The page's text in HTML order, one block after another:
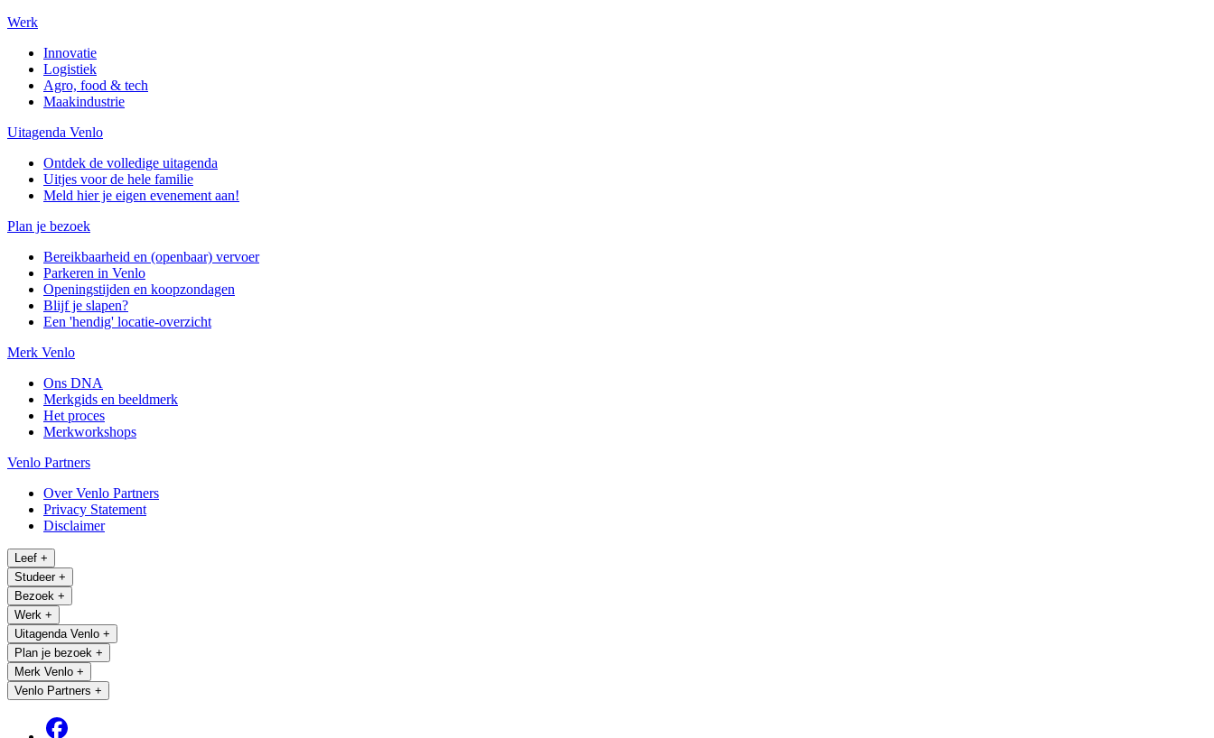
Werk
Innovatie
Logistiek
Agro, food & tech
Maakindustrie
Uitagenda Venlo
Ontdek de volledige uitagenda
Uitjes voor de hele familie
Meld hier je eigen evenement aan!
Plan je bezoek
Bereikbaarheid en (openbaar) vervoer
Parkeren in Venlo
Openingstijden en koopzondagen
Blijf je slapen?
Een 'hendig' locatie-overzicht
Merk Venlo
Ons DNA
Merkgids en beeldmerk
Het proces
Merkworkshops
Venlo Partners
Over Venlo Partners
Privacy Statement
Disclaimer
Leef +
Studeer +
Bezoek +
Werk +
Uitagenda Venlo +
Plan je bezoek +
Merk Venlo +
Venlo Partners +